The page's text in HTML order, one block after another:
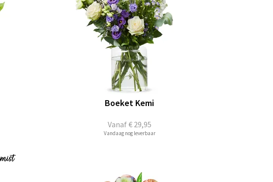
Vanaf€ 29,95
Boeket Kemi
Vandaag nog leverbaar